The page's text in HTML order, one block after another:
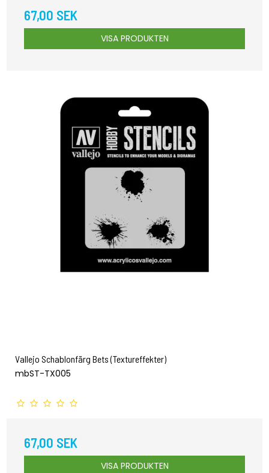
67,00 SEK
VISA PRODUKTEN
Vallejo Schablonfärg Bets (Textureffekter)
mbST-TX005
67,00 SEK
VISA PRODUKTEN